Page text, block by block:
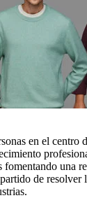
en el centro
fomentando una
de resolver